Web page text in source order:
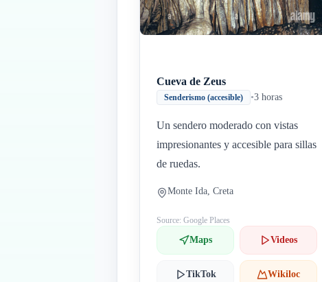
Cueva de Zeus
Senderismo (accesible) •3 horas
Un sendero moderado con vistas
impresionantes y accesible para sillas
de ruedas.
Monte Ida, Creta
Source: Google Places
Maps Videos
TikTok Wikiloc